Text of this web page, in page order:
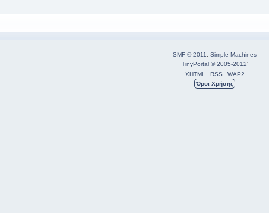
SMF © 2011, Simple Machines
TinyPortal © 2005-2012'
XHTML
RSS
WAP2
Όροι Χρήσης